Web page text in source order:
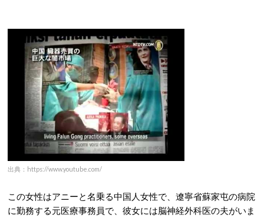
出典：https://www.youtube.com/
この女性はアニーと名乗る中国人女性で、遼寧省蘇家屯の病院
に勤務する元医療事務員で、彼女には脳神経外科医の夫がいま